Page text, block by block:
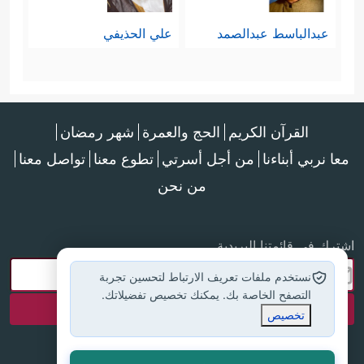
مُضاعفًا، والله هو الشكور الحليم
لِّأَنفُسِكُمۡۗ وَمَن یُوقَ شُحَّ نَفۡسِهِۦ فَأُوْلَــٰۤىِٕكَ هُمُ
ٱلۡمُفۡلِحُونَ﴿١٦﴾
إِن تُقۡرِضُواْ ٱللَّهَ قَرۡضًا حَسَنࣰا
یُضَـٰعِفۡهُ لَكُمۡ وَیَغۡفِرۡ لَكُمۡۚ وَٱللَّهُ شَكُورٌ حَلِیمٌ
عَـٰلِمُ ٱلۡغَیۡبِ وَٱلشَّهَـٰدَةِ ٱلۡعَزِیزُ ٱلۡحَكِیمُ﴾
عبدالباسط عبدالصمد علي الحذيفي
القرآن الكريم الحج والعمرة شهر رمضان
معا نربي أبناءنا من أجل أسرتي تطوع معنا تواصل معنا
من نحن
اشترك في قائمتنا البريدية
نستخدم ملفات تعريف الارتباط لتحسين تجربة
التصفح الخاصة بك. يمكنك تخصيص تفضيلاتك.
تخصيص